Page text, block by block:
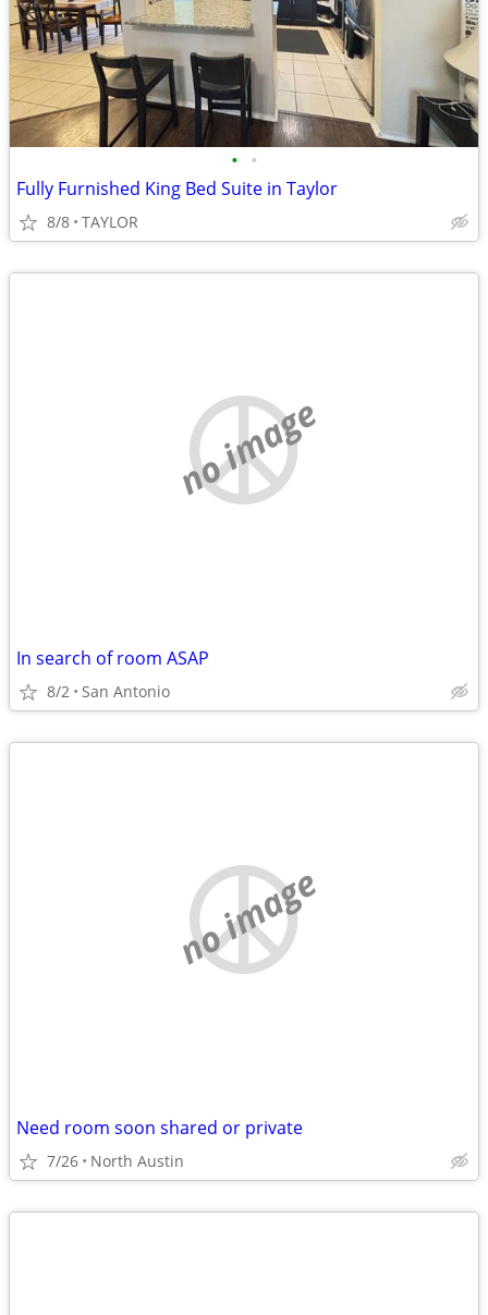
• •
Fully Furnished King Bed Suite in Taylor
8/8 TAYLOR
no image
In search of room ASAP
8/2 San Antonio
no image
Need room soon shared or private
7/26 North Austin